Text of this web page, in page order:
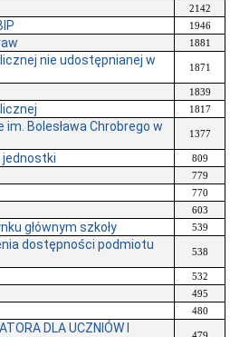
2142
1946
1881
nie udostępnianej w
1871
1839
1817
Bolesława Chrobrego w
1377
jednostki
809
779
770
603
głównym szkoły 539
dostępności podmiotu
538
532
495
480
DLA UCZNIÓW I